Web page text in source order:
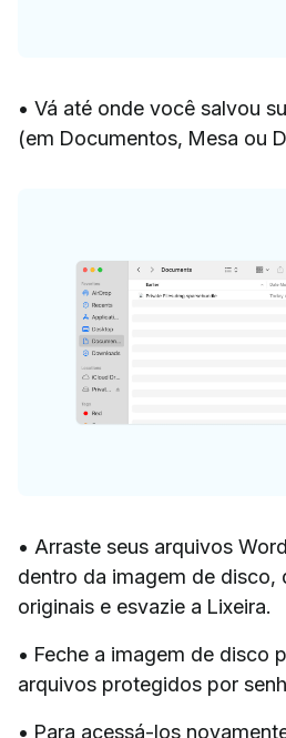
• Vá até onde você salvou
(em Documentos, Mesa ou
• Arraste seus arquivos
dentro da imagem de disco,
originais e esvazie a Lixeira.
• Feche a imagem de disco
arquivos protegidos por
• Para acessá-los